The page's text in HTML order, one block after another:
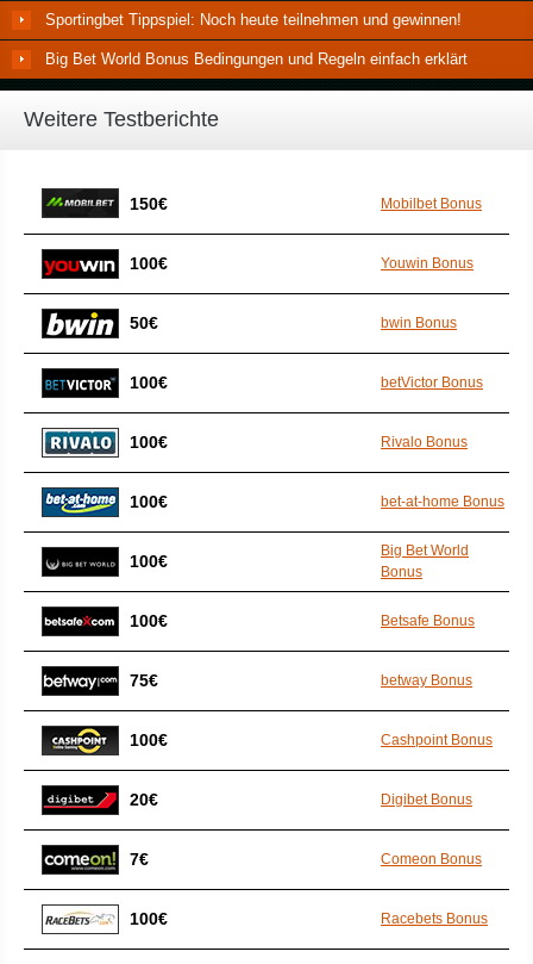
Sportingbet Tippspiel: Noch heute teilnehmen und gewinnen!
Big Bet World Bonus Bedingungen und Regeln einfach erklärt
Weitere Testberichte
150€ Mobilbet Bonus
100€ Youwin Bonus
50€ bwin Bonus
100€ betVictor Bonus
100€ Rivalo Bonus
100€ bet-at-home Bonus
100€
Big Bet World
Bonus
100€ Betsafe Bonus
75€ betway Bonus
100€ Cashpoint Bonus
20€ Digibet Bonus
7€ Comeon Bonus
100€ Racebets Bonus